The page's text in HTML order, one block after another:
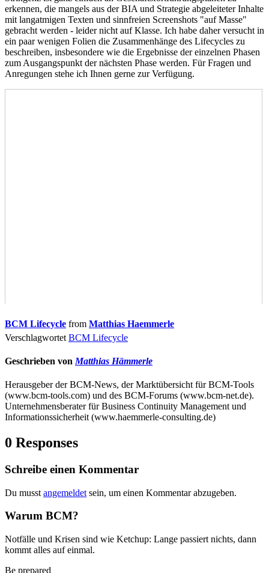
erkennen, die mangels aus der BIA und Strategie abgeleiteter Inhalte
mit langatmigen Texten und sinnfreien Screenshots "auf Masse"
gebracht werden - leider nicht auf Klasse. Ich habe daher versucht in
ein paar wenigen Folien die Zusammenhänge des Lifecycles zu
beschreiben, insbesondere wie die Ergebnisse der einzelnen Phasen
zum Ausgangspunkt der nächsten Phase werden. Für Fragen und
Anregungen stehe ich Ihnen gerne zur Verfügung.
BCM Lifecycle from Matthias Haemmerle
Verschlagwortet BCM Lifecycle
Geschrieben von Matthias Hämmerle
Herausgeber der BCM-News, der Marktübersicht für BCM-Tools
(www.bcm-tools.com) und des BCM-Forums (www.bcm-net.de).
Unternehmensberater für Business Continuity Management und
Informationssicherheit (www.haemmerle-consulting.de)
0 Responses
Schreibe einen Kommentar
Du musst angemeldet sein, um einen Kommentar abzugeben.
Warum BCM?
Notfälle und Krisen sind wie Ketchup: Lange passiert nichts, dann
kommt alles auf einmal.
Be prepared